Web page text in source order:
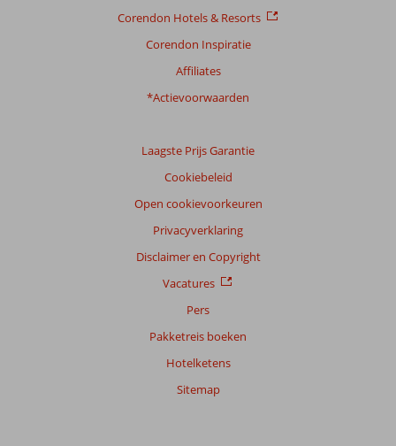
Corendon Hotels & Resorts
Corendon Inspiratie
Affiliates
*Actievoorwaarden
Laagste Prijs Garantie
Cookiebeleid
Open cookievoorkeuren
Privacyverklaring
Disclaimer en Copyright
Vacatures
Pers
Pakketreis boeken
Hotelketens
Sitemap